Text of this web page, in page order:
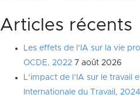
Articles récents
Les effets de l’IA sur la vie
OCDE, 2022 7 août 2026
L’impact de l’IA sur le travail
Internationale du Travail, 2024